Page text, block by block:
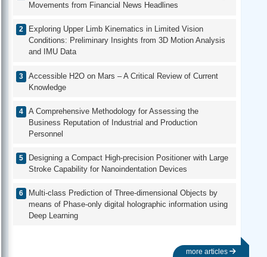
Movements from Financial News Headlines
Exploring Upper Limb Kinematics in Limited Vision
Conditions: Preliminary Insights from 3D Motion Analysis
and IMU Data
Accessible H2O on Mars – A Critical Review of Current
Knowledge
A Comprehensive Methodology for Assessing the
Business Reputation of Industrial and Production
Personnel
Designing a Compact High-precision Positioner with Large
Stroke Capability for Nanoindentation Devices
Multi-class Prediction of Three-dimensional Objects by
means of Phase-only digital holographic information using
Deep Learning
more articles